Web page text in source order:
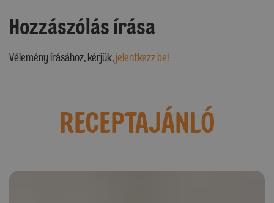
Hozzászólás írása
Vélemény írásához, kérjük,jelentkezz be!
RECEPTAJÁNLÓ